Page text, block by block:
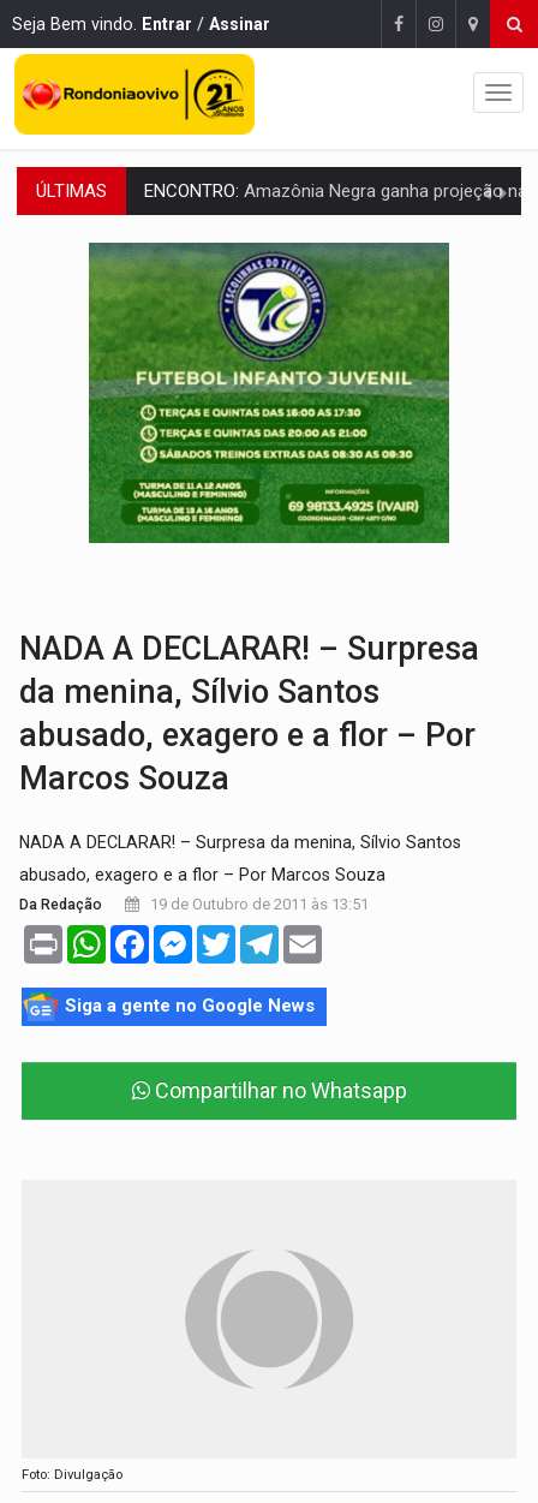
Seja Bem vindo. Entrar / Assinar
ÚLTIMAS ENCONTRO: Amazônia Negra ganha projeção nacional com participação de
PREVISÃO:Porto Velho tem chances de chuvas isoladas nesta
SINDICATOS UNIDOS:Assembleia Geral delibera greve da educação
PROCESSO SELETIVO:Rondoniaovivo abre oficina de Comunicação com
BRASIL CONTRA O CRIME:Acusado de guardar armas de facção é preso com
TRAGÉDIA:Sobe para cinco o número de mortos em colisão entre carreta e
TRANSPORTE DE ARROZ:MPF assegura cumprimento da legislação sobre transporte
DEEPFAKE:Sancionada lei contra violência sexual infantil na
NADA A DECLARAR! – Surpresa
da menina, Sílvio Santos
abusado, exagero e a flor – Por
Marcos Souza
NADA A DECLARAR! – Surpresa da menina, Sílvio Santos
abusado, exagero e a flor – Por Marcos Souza
Da Redação 19 de Outubro de 2011 às 13:51
Print WhatsAppFacebookMessenger
TwitterTelegram
Siga a gente no Google News
Compartilhar no Whatsapp
Foto: Divulgação